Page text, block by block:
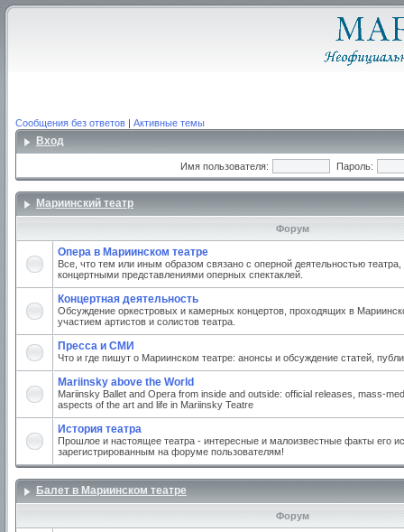
Сообщения без ответов | Активные темы
Вход
Имя пользователя: Пароль:
Мариинский театр
Форум
Опера в Мариинском театре
Все, что тем или иным образом связано с оперной деятельностью
концертными представлениями оперных спектаклей.
Концертная деятельность
Обсуждение оркестровых и камерных концертов, проходящих в
участием артистов и солистов театра.
Пресса и СМИ
Что и где пишут о Мариинском театре: анонсы и обсуждение статей,
Mariinsky above the World
Mariinsky Ballet and Opera from inside and outside: official releases, mass-
aspects of the art and life in Mariinsky Teatre
История театра
Прошлое и настоящее театра - интересные и малоизвестные факты его
зарегистрированным на форуме пользователям!
Балет в Мариинском театре
Форум